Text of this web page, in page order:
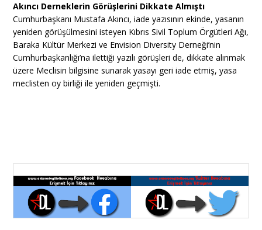
Akıncı Derneklerin Görüşlerini Dikkate Almıştı
Cumhurbaşkanı Mustafa Akıncı, iade yazısının ekinde, yasanın
yeniden görüşülmesini isteyen Kıbrıs Sivil Toplum Örgütleri Ağı,
Baraka Kültür Merkezi ve Envision Diversity Derneği’nin
Cumhurbaşkanlığı’na ilettiği yazılı görüşleri de, dikkate alınmak
üzere Meclisin bilgisine sunarak yasayı geri iade etmiş, yasa
meclisten oy birliği ile yeniden geçmişti.